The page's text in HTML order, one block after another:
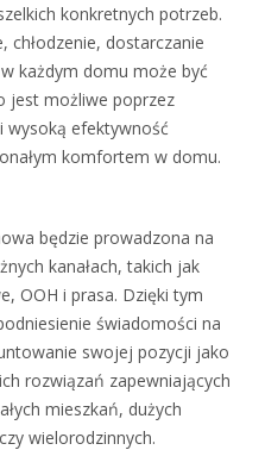
konkretnych potrzeb.
chłodzenie, dostarczanie
każdym domu może być
jest możliwe poprzez
wysoką efektywność
komfortem w domu.
będzie prowadzona na
kanałach, takich jak
OOH i prasa. Dzięki tym
świadomości na
swojej pozycji jako
rozwiązań zapewniających
mieszkań, dużych
wielorodzinnych.